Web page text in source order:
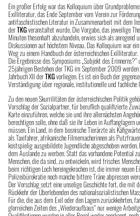
Ein großer Erfolg war das Kolloquium über
Exilliteratur, das Ende September vom Verein zur
antifaschistischen Literatur in Zusammenarbeit mit dem
derTKGveranstaltet wurde. Die Vorgabe, das jeweilige
Minuten thesenhaft abzuhandeln, erwies sich als anregend
Diskussionen auf höchstem Niveau. Das Kolloquium war
Weg zu einem Handbuch der österreichischen Exilliteratur.
Die Ergebnisse des Symposiums „Subjekt des
25jährigen Bestehen der TKG im September 2009
Jahrbuch XII derTKGvorliegen. Es ist ein Buch der
Verständigung über regionale, institutionelle und fachliche
Zu den neuen Skurrilitäten der österreichischen Politik
Vorschlag der Sozialpartner, für beruflich qualifizierte
Karte einzuführen, welche sie und ihre allernächsten
berechtigen solle, ohne daß sie ihr Leben in Auffanglagern
müssen. Ein Land, in dem bosnische Tierärzte als
als Taxifahrer, afrikanische Filmemacherinnen als
kostspielig ausgebildete Jugendliche abgeschoben
dem Auslande zu werben. Statt das vorhandene Potential
Menschen, die da sind, zu entwickeln, wird frisches
beim richtigen Loch hereingekrochen ist, die immer neuen
Polizeibürokratie noch manche bittere Träne abpressen
Der Vorschlag setzt eine unselige Geschichte fort, die mit
Rückkehr der Überlebenden des nationalsozialistischen
Für die, die aus dem Exil oder den Lagern zurückkehrten,
glorreichen Zeiten des „Wiederaufbaus“ nur wenige